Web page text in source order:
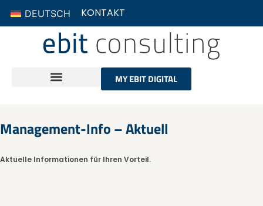
KONTAKT
DEUTSCH
MY EBIT DIGITAL
Management-Info – Aktuell
Aktuelle Informationen für Ihren Vorteil.